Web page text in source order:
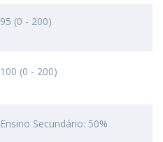
95 (0 - 200)
100 (0 - 200)
Ensino Secundário: 50%